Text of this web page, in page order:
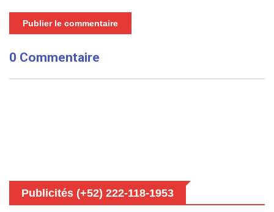
Publier le commentaire
0 Commentaire
Publicités (+52) 222-118-1953